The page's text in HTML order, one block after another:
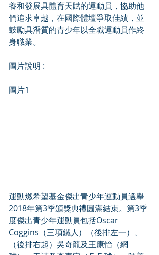
養和發展具體育天賦的運動員，協助他
們追求卓越，在國際體壇爭取佳績，並
鼓勵具潛質的青少年以全職運動員作終
身職業。
圖片說明 :
圖片1
運動燃希望基金傑出青少年運動員選舉
2018年第3季頒獎典禮圓滿結束。第3季
度傑出青少年運動員包括Oscar
Coggins（三項鐵人）（後排左一）、
（後排右起）吳奇龍及王康怡（網